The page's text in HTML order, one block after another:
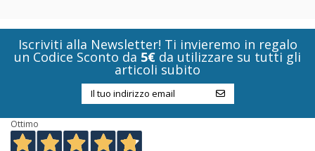
Iscriviti alla Newsletter! Ti invieremo in regalo
un Codice Sconto da 5€ da utilizzare su tutti gli
articoli subito
Ottimo